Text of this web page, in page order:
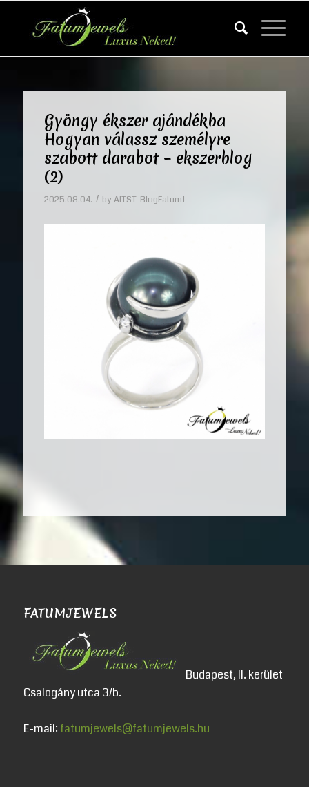
Gyöngy ékszer ajándékba
Hogyan válassz személyre
szabott darabot – ekszerblog
(2)
2025.08.04. / by AITST-BlogFatumJ
FATUMJEWELS
Budapest, II. kerület
Csalogány utca 3/b.
E-mail: fatumjewels@fatumjewels.hu